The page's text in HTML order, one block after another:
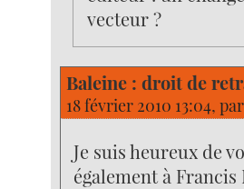
vecteur ?
Baleine : droit de
18 février 2010 13:04, par
Je suis heureux de
également à Francis